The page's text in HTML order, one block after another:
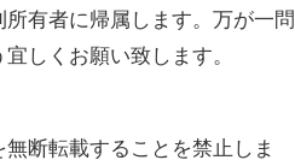
有者に帰属します。万が一問
しくお願い致します。
断転載することを禁止しま